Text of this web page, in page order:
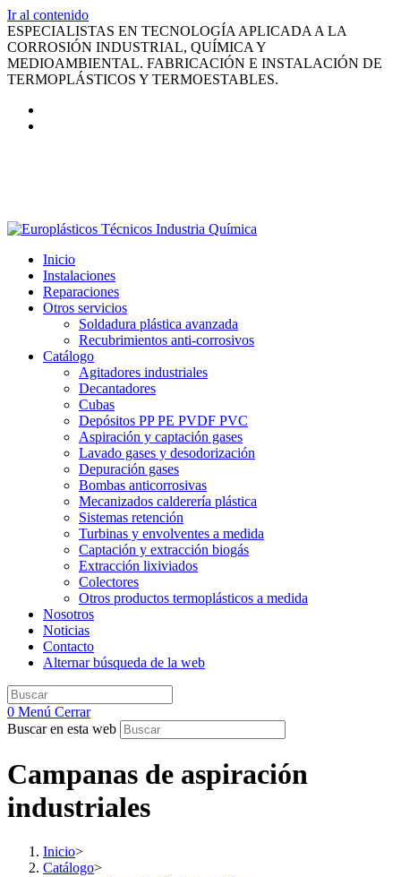
Ir al contenido
ESPECIALISTAS EN TECNOLOGÍA APLICADA A LA
CORROSIÓN INDUSTRIAL, QUÍMICA Y
MEDIOAMBIENTAL. FABRICACIÓN E INSTALACIÓN DE
TERMOPLÁSTICOS Y TERMOESTABLES.
Inicio
Instalaciones
Reparaciones
Otros servicios
Soldadura plástica avanzada
Recubrimientos anti-corrosivos
Catálogo
Agitadores industriales
Decantadores
Cubas
Depósitos PP PE PVDF PVC
Aspiración y captación gases
Lavado gases y desodorización
Depuración gases
Bombas anticorrosivas
Mecanizados calderería plástica
Sistemas retención
Turbinas y envolventes a medida
Captación y extracción biogás
Extracción lixiviados
Colectores
Otros productos termoplásticos a medida
Nosotros
Noticias
Contacto
Alternar búsqueda de la web
0 Menú Cerrar
Buscar en esta web
Campanas de aspiración
industriales
Inicio>
Catálogo>